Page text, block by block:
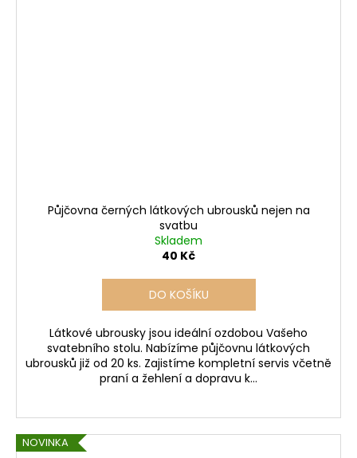
Půjčovna černých látkových ubrousků nejen na
svatbu
Skladem
40 Kč
DO KOŠÍKU
Látkové ubrousky jsou ideální ozdobou Vašeho
svatebního stolu. Nabízíme půjčovnu látkových
ubrousků již od 20 ks. Zajistíme kompletní servis včetně
praní a žehlení a dopravu k...
NOVINKA